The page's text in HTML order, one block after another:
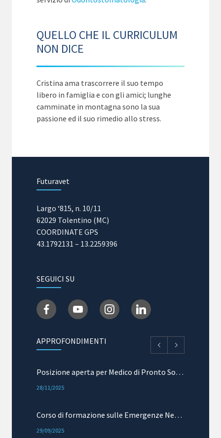
QUELLO CHE IL CURRICULUM
NON DICE
Cristina ama trascorrere il suo tempo
libero in famiglia e con gli amici; lunghe
camminate in montagna sono la sua
passione ed il suo rimedio allo stress.
Futuravet
Largo ‘815, n. 10/11
62029 Tolentino (MC)
COORDINATE GPS
43.1792131 – 13.2259396
SEGUICI SU
APPROFONDIMENTI
Posizione aperta per Medico di Pronto Soccorso e Terapia Intensiva
28/11/2025
Corso di formazione sulle Emergenze Neurologiche: mielopatie acute
29/09/2025